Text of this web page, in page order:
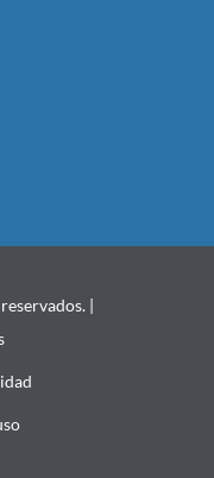
|